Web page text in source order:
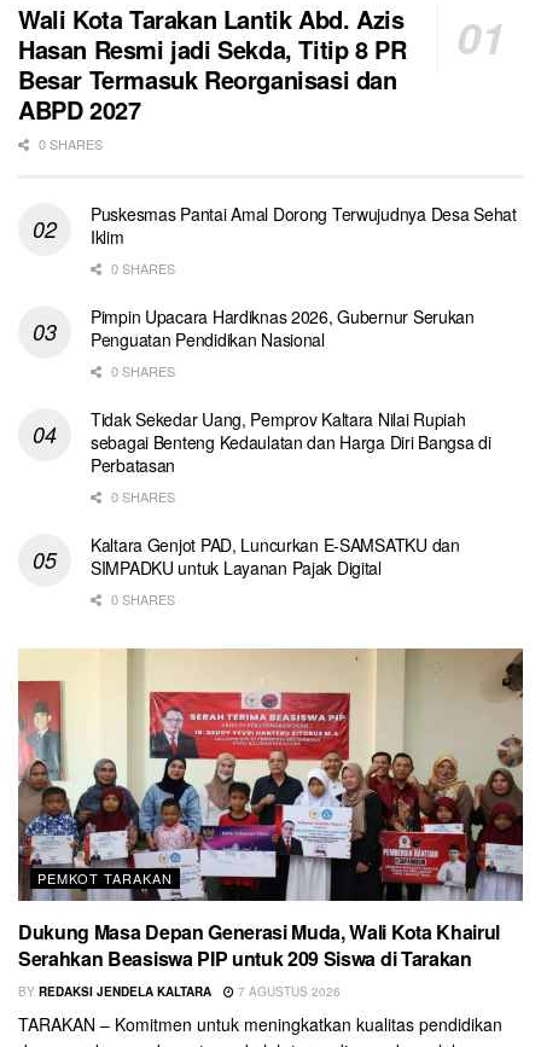
Wali Kota Tarakan Lantik Abd. Azis
Hasan Resmi jadi Sekda, Titip 8 PR
Besar Termasuk Reorganisasi dan
ABPD 2027
0 SHARES
Puskesmas Pantai Amal Dorong Terwujudnya Desa Sehat
Iklim
0 SHARES
Pimpin Upacara Hardiknas 2026, Gubernur Serukan
Penguatan Pendidikan Nasional
0 SHARES
Tidak Sekedar Uang, Pemprov Kaltara Nilai Rupiah
sebagai Benteng Kedaulatan dan Harga Diri Bangsa di
Perbatasan
0 SHARES
Kaltara Genjot PAD, Luncurkan E-SAMSATKU dan
SIMPADKU untuk Layanan Pajak Digital
0 SHARES
PEMKOT TARAKAN
Dukung Masa Depan Generasi Muda, Wali Kota Khairul
Serahkan Beasiswa PIP untuk 209 Siswa di Tarakan
BY REDAKSI JENDELA KALTARA 7 AGUSTUS 2026
TARAKAN – Komitmen untuk meningkatkan kualitas pendidikan